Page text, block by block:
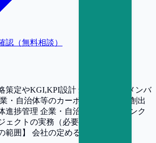
認（無料相談）
策定やKGI,KPI設計 創出支援部門メンバ
・自治体等のカーボンクレジット創出
進捗管理 企業・自治体等のカーボンク
ェクトの実務（必要に応じて）
範囲】
会社の定める業務